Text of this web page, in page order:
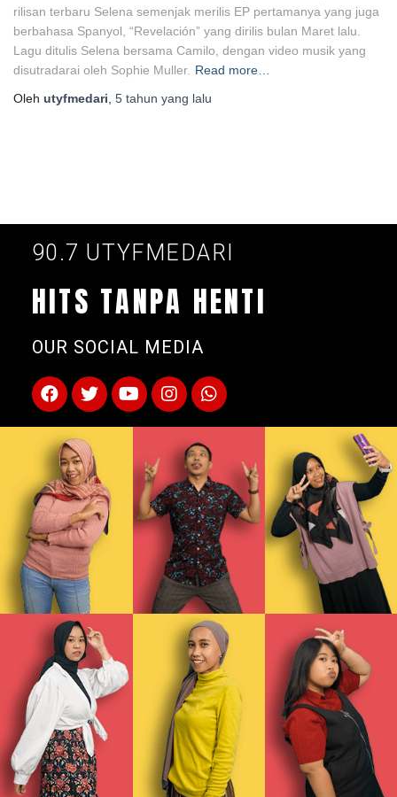
rilisan terbaru Selena semenjak merilis EP pertamanya yang juga
berbahasa Spanyol, “Revelación” yang dirilis bulan Maret lalu.
Lagu ditulis Selena bersama Camilo, dengan video musik yang
disutradarai oleh Sophie Muller. Read more…
Oleh utyfmedari 5 tahun yang lalu
90.7 UTYFMEDARI
HITS TANPA HENTI
OUR SOCIAL MEDIA